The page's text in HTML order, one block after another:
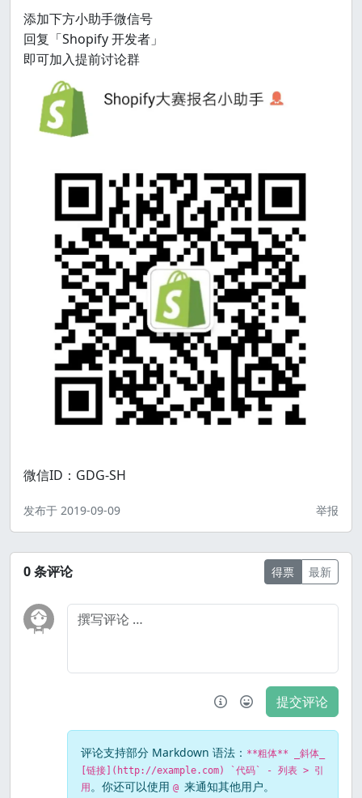
添加下方小助手微信号
回复「Shopify 开发者」
即可加入提前讨论群
微信ID：GDG-SH
发布于 2019-09-09 举报
0条评论 得票 最新
提交评论
评论支持部分 Markdown 语法： **粗体** _斜体_
[链接](http://example.com) `代码` - 列表 > 引
用 。你还可以使用 @ 来通知其他用户。